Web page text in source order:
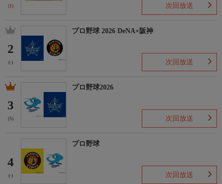
(1) 次回放送
2
(-)
プロ野球 2026 DeNA×阪神
次回放送
3
(5)
プロ野球2026
次回放送
4
(-)
プロ野球
次回放送